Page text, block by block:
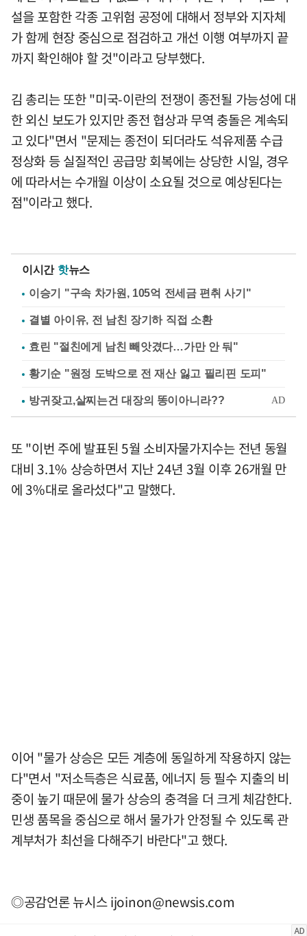
설을 포함한 각종 고위험 공정에 대해서 정부와 지자체
가 함께 현장 중심으로 점검하고 개선 이행 여부까지 끝
까지 확인해야 할 것"이라고 당부했다.
김 총리는 또한 "미국-이란의 전쟁이 종전될 가능성에 대
한 외신 보도가 있지만 종전 협상과 무역 충돌은 계속되
고 있다"면서 "문제는 종전이 되더라도 석유제품 수급
정상화 등 실질적인 공급망 회복에는 상당한 시일, 경우
에 따라서는 수개월 이상이 소요될 것으로 예상된다는
점"이라고 했다.
이시간 핫뉴스
이승기 "구속 차가원, 105억 전세금 편취 사기"
결별 아이유, 전 남친 장기하 직접 소환
효린 "절친에게 남친 빼앗겼다…가만 안 둬"
황기순 "원정 도박으로 전 재산 잃고 필리핀 도피"
또 "이번 주에 발표된 5월 소비자물가지수는 전년 동월
대비 3.1% 상승하면서 지난 24년 3월 이후 26개월 만
에 3%대로 올라섰다"고 말했다.
이어 "물가 상승은 모든 계층에 동일하게 작용하지 않는
다"면서 "저소득층은 식료품, 에너지 등 필수 지출의 비
중이 높기 때문에 물가 상승의 충격을 더 크게 체감한다.
민생 품목을 중심으로 해서 물가가 안정될 수 있도록 관
계부처가 최선을 다해주기 바란다"고 했다.
◎공감언론 뉴시스ijoinon@newsis.com